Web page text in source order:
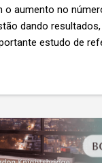
aumento no
dando
estudo de
o lucro de mais